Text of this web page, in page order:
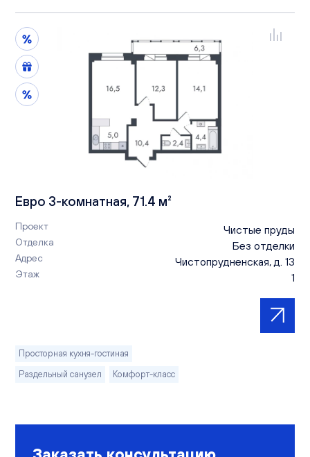
Евро 3-комнатная, 71.4 м²
Проект Чистые пруды
Отделка Без отделки
Адрес Чистопрудненская, д. 13
Этаж 1
Просторная кухня-гостиная
Раздельный санузел
Комфорт-класс